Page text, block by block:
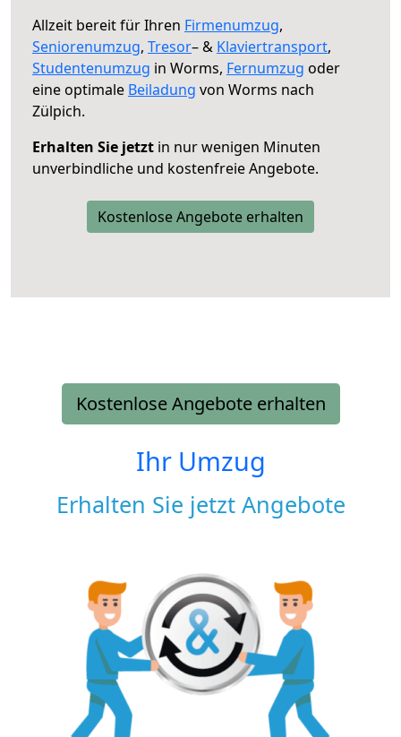
Allzeit bereit für Ihren Firmenumzug,
Seniorenumzug, Tresor– & Klaviertransport,
Studentenumzug in Worms, Fernumzug oder
eine optimale Beiladung von Worms nach
Zülpich.
Erhalten Sie jetzt in nur wenigen Minuten
unverbindliche und kostenfreie Angebote.
Kostenlose Angebote erhalten
Kostenlose Angebote erhalten
Ihr Umzug
Erhalten Sie jetzt Angebote